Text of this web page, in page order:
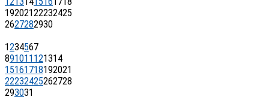
19202122232425
2627282930
1234567
891011 121314
15161718192021
22232425262728
293031